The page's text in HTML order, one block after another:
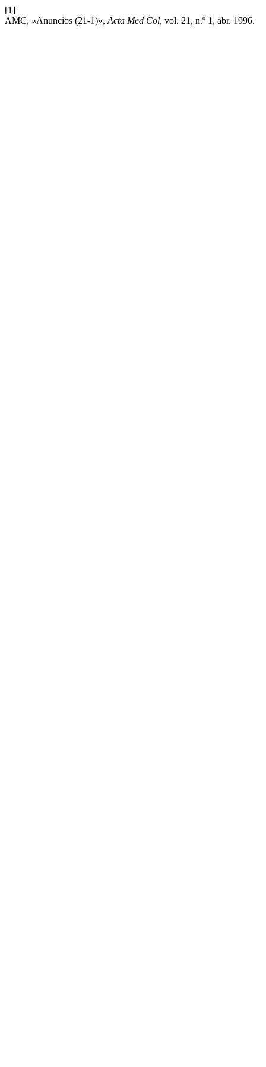
[1]
AMC, «Anuncios (21-1)», Acta Med Col, vol. 21, n.º 1, abr. 1996.